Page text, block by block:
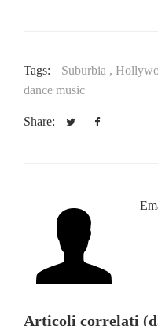
Tags: Suburbia ,
dance music
Share:
Articoli correlati